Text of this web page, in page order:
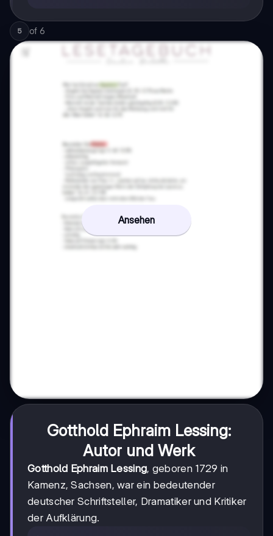
5 of 6
Ansehen
Gotthold Ephraim Lessing:
Autor und Werk
Gotthold Ephraim Lessing, geboren 1729 in
Kamenz, Sachsen, war ein bedeutender
deutscher Schriftsteller, Dramatiker und Kritiker
der Aufklärung.